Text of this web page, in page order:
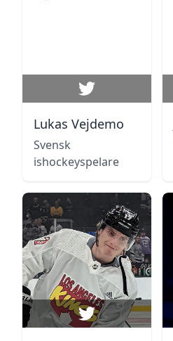
Lukas Vejdemo
Svensk
ishockeyspelare